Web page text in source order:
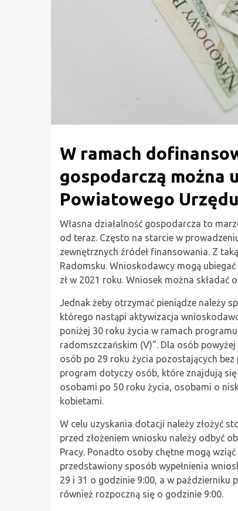
W ramach
gospodarczą można
Powiatowego
Własna działalność gospodarcza to
od teraz. Często na starcie w
zewnętrznych źródeł finansowania. Z
Radomsku. Wnioskodawcy mogą
zł w 2021 roku. Wniosek można składać
Jednak żeby otrzymać pieniądze należy
którego nastąpi aktywizacja
poniżej 30 roku życia w ramach
radomszczańskim (V)”. Dla osób
osób po 29 roku życia pozostających
program dotyczy osób, które znajdują
osobami po 50 roku życia, osobami o
kobietami.
W celu uzyskania dotacji należy złożyć
przed złożeniem wniosku należy odbyć
Pracy. Ponadto osoby chętne mogą
przedstawiony sposób wypełnienia
29 i 31 o godzinie 9:00, a w październiku
również rozpoczną się o godzinie 9:00.